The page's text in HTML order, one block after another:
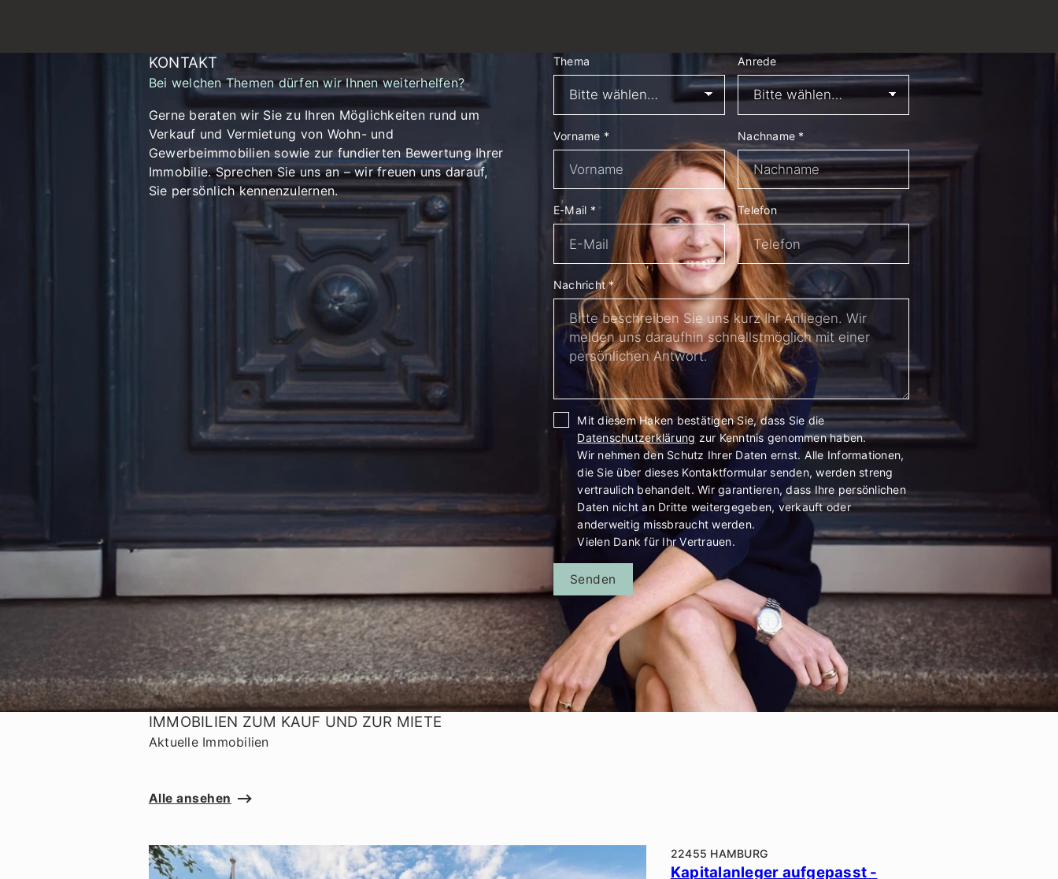
KONTAKT
Bei welchen Themen dürfen wir Ihnen weiterhelfen?
Gerne beraten wir Sie zu Ihren Möglichkeiten rund um
Verkauf und Vermietung von Wohn- und
Gewerbeimmobilien sowie zur fundierten Bewertung Ihrer
Immobilie. Sprechen Sie uns an – wir freuen uns darauf,
Sie persönlich kennenzulernen.
Thema Anrede
Vorname * Nachname *
E-Mail * Telefon
Nachricht*
Mit diesem Haken bestätigen Sie, dass Sie die
Datenschutzerklärung zur Kenntnis genommen haben.
Wir nehmen den Schutz Ihrer Daten ernst. Alle Informationen,
die Sie über dieses Kontaktformular senden, werden streng
vertraulich behandelt. Wir garantieren, dass Ihre persönlichen
Daten nicht an Dritte weitergegeben, verkauft oder
anderweitig missbraucht werden.
Vielen Dank für Ihr Vertrauen.
Senden
IMMOBILIEN ZUM KAUF UND ZUR MIETE
Aktuelle Immobilien
Alle ansehen
22455 HAMBURG
Kapitalanleger aufgepasst -